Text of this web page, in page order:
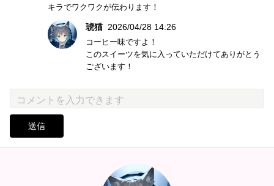
キラでワクワクが伝わります！
琥猫 2026/04/28 14:26
コーヒー味ですよ！
このスイーツを気に入っていただけてありがとう
ございます！
送信